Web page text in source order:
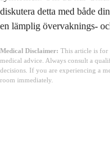
diskutera detta med både
en lämplig övervaknings-
Medical Disclaimer: This article is for
medical advice. Always consult a
decisions. If you are experiencing a
room immediately.